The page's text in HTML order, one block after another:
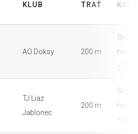
KLUB TRAŤ
AO Doksy 200 m
holky
–
TJ Liaz
Jablonec
200 m
holky
–